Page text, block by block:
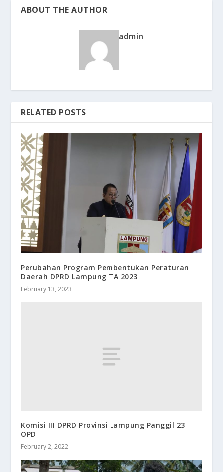
ABOUT THE AUTHOR
admin
RELATED POSTS
Perubahan Program Pembentukan Peraturan
Daerah DPRD Lampung TA 2023
February 13, 2023
Komisi III DPRD Provinsi Lampung Panggil 23
OPD
February 2, 2022